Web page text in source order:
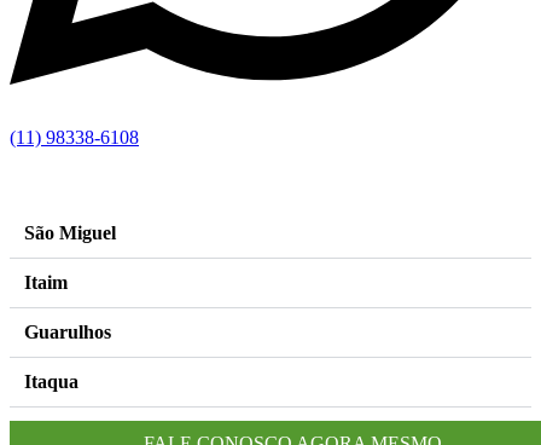
(11) 98338-6108
São Miguel
Itaim
Guarulhos
Itaqua